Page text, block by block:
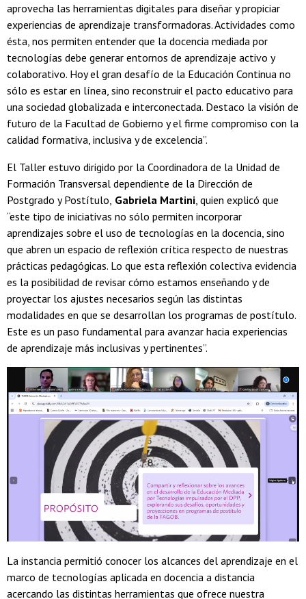
aprovecha las herramientas digitales para diseñar y propiciar
experiencias de aprendizaje transformadoras. Actividades como
ésta, nos permiten entender que la docencia mediada por
tecnologías debe generar entornos de aprendizaje activo y
colaborativo. Hoy el gran desafío de la Educación Continua no
sólo es estar en línea, sino reconstruir el pacto educativo para
una sociedad globalizada e interconectada. Destaco la visión de
futuro de la Facultad de Gobierno y el firme compromiso con la
calidad formativa, inclusiva y de excelencia”.
El Taller estuvo dirigido por la Coordinadora de la Unidad de
Formación Transversal dependiente de la Dirección de
Postgrado y Postítulo, Gabriela Martini, quien explicó que
“este tipo de iniciativas no sólo permiten incorporar
aprendizajes sobre el uso de tecnologías en la docencia, sino
que abren un espacio de reflexión crítica respecto de nuestras
prácticas pedagógicas. Lo que esta reflexión colectiva evidencia
es la posibilidad de revisar cómo estamos enseñando y de
proyectar los ajustes necesarios según las distintas
modalidades en que se desarrollan los programas de postítulo.
Este es un paso fundamental para avanzar hacia experiencias
de aprendizaje más inclusivas y pertinentes”.
La instancia permitió conocer los alcances del aprendizaje en el
marco de tecnologías aplicada en docencia a distancia
acercando las distintas herramientas que ofrece nuestra